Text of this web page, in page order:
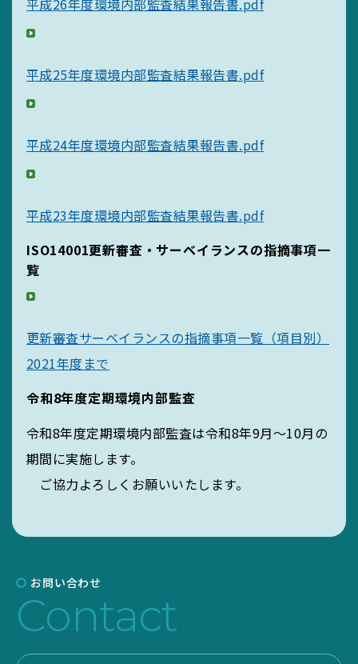
平成26年度環境内部監査結果報告書.pdf
平成25年度環境内部監査結果報告書.pdf
平成24年度環境内部監査結果報告書.pdf
平成23年度環境内部監査結果報告書.pdf
ISO14001更新審査・サーベイランスの指摘事項一
覧
更新審査サーベイランスの指摘事項一覧（項目別）
2021年度まで
令和8年度定期環境内部監査
令和8年度定期環境内部監査は令和8年9月～10月の
期間に実施します。
ご協力よろしくお願いいたします。
お問い合わせ
Contact